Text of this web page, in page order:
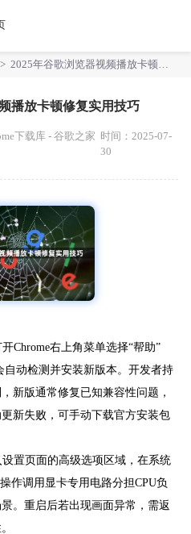
> 2025年谷歌浏览器视频播放卡顿修
播放卡顿修复实用技巧
下载库 - 谷歌之家 时间：2025-07-
30
Chrome右上角菜单选择“帮助”
自动检测并安装新版本。开发者持
新版通常修复已知兼容性问题，
新失败，可手动下载官方安装包
置页面的高级选项区域，在系统
作调用显卡专用电路分担CPU负
。重启后若出现画面异常，需返